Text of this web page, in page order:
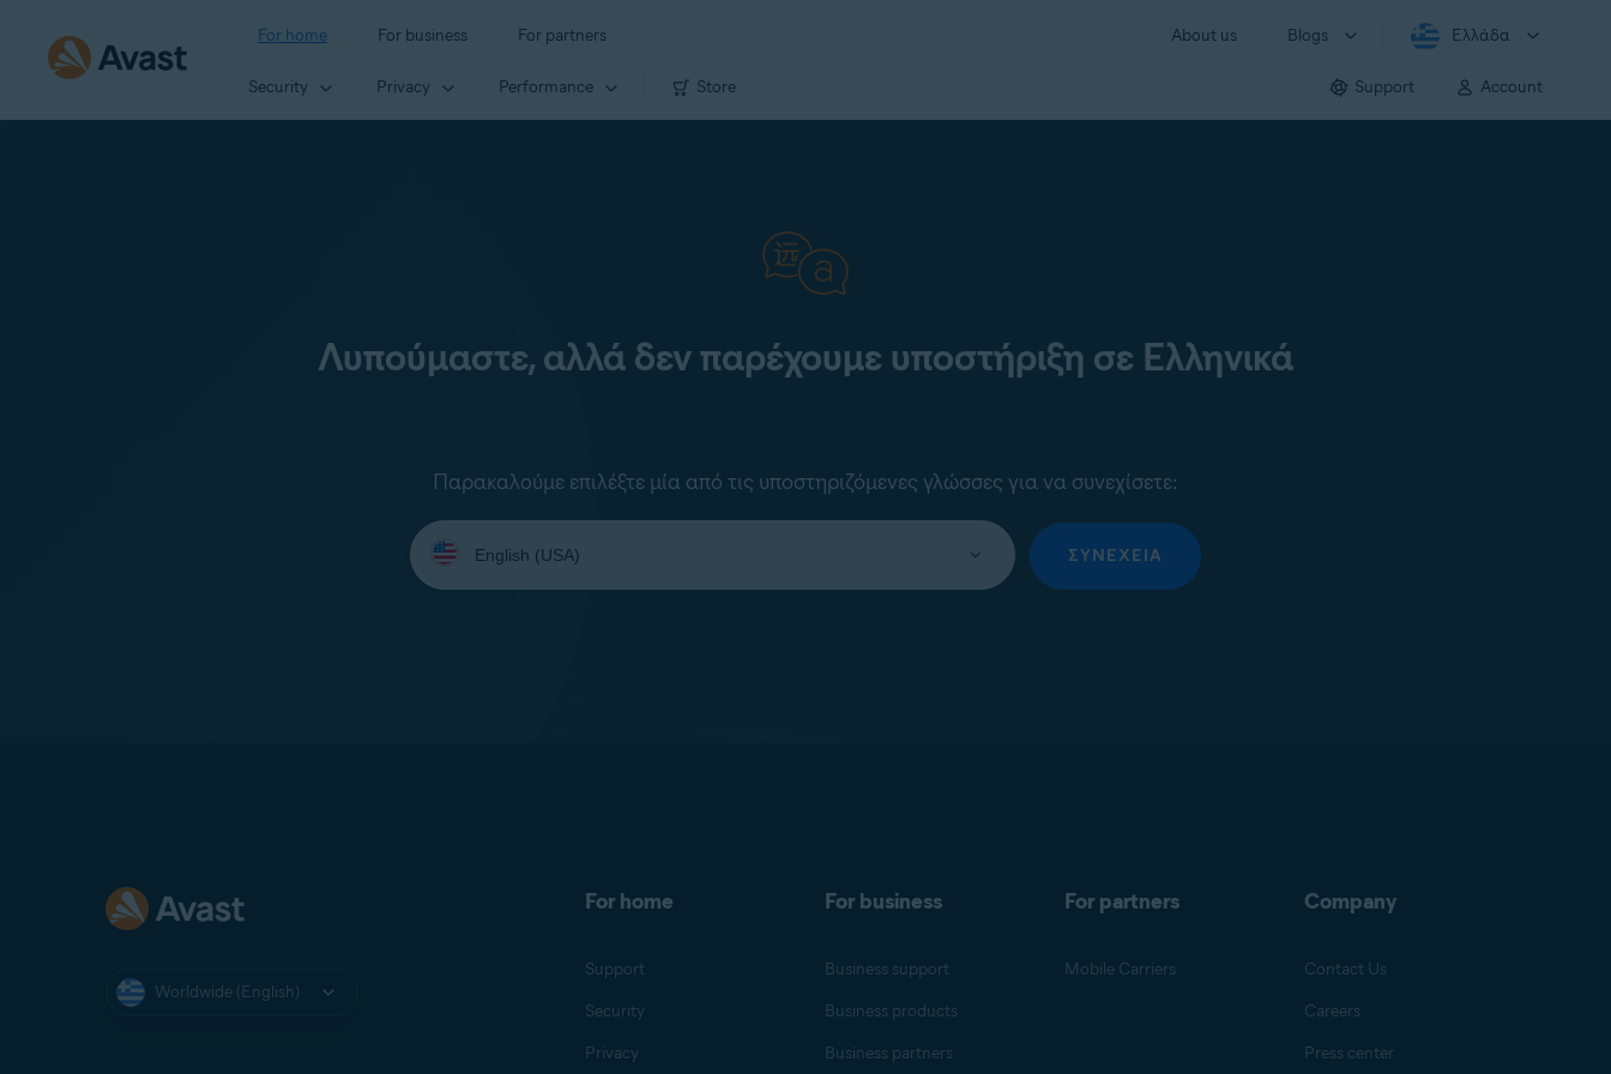
For home For business For partners About us Blogs Ελλάδα
Security Privacy Performance Store Support Account
Λυπούμαστε, αλλά δεν παρέχουμε υποστήριξη σε Ελληνικά
Παρακαλούμε επιλέξτε μία από τις υποστηριζόμενες γλώσσες για να συνεχίσετε:
Select
your
language:
ΣΥΝΈΧΕΙΑ
Worldwide (English)
For home
Support
Security
Privacy
For business
Business support
Business products
Business partners
For partners
Mobile Carriers
Company
Contact Us
Careers
Press center